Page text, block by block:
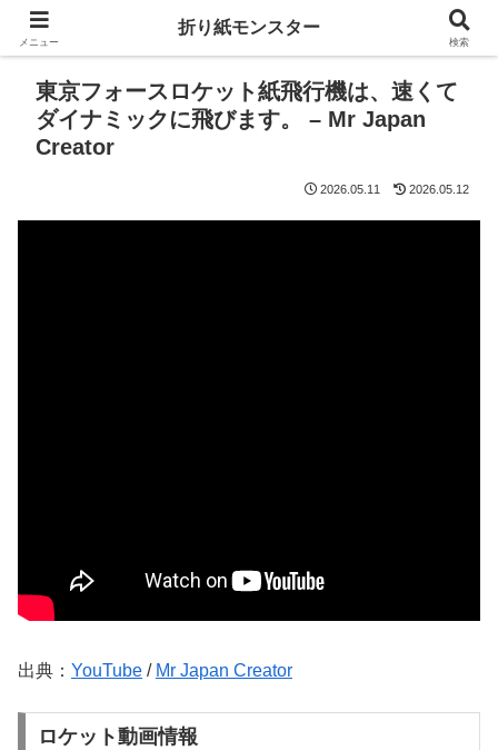
東京フォースロケット紙飛行機は、速くて
ダイナミックに飛びます。 – Mr Japan
Creator
2026.05.11 2026.05.12
出典： YouTube / Mr Japan Creator
ロケット動画情報
メニュー
折り紙モンスター
検索